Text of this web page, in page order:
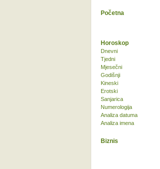
Početna
Biznis
Horoskop
Dnevni
Tjedni
Mjesečni
Godišnji
Kineski
Erotski
Sanjarica
Numerologija
Analiza datuma
Analiza imena